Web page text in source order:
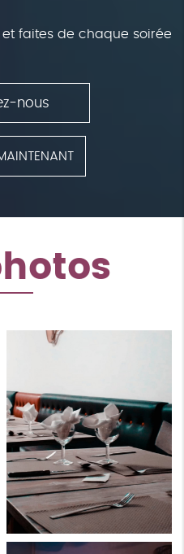
faites de chaque soirée
nous